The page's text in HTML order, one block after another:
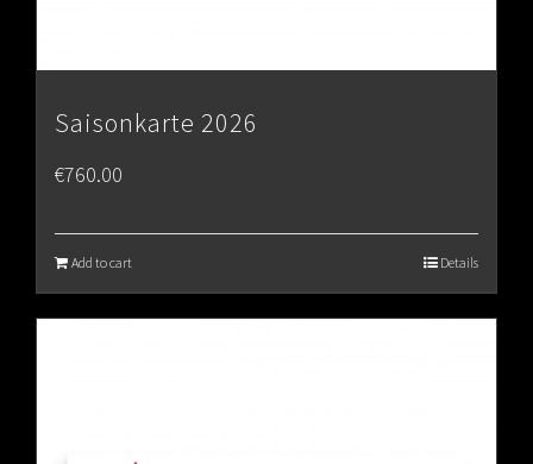
Saisonkarte 2026
€760.00
Add to cart Details